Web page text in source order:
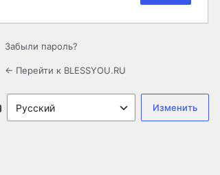
Забыли пароль?
← Перейти к BLESSYOU.RU
Язык